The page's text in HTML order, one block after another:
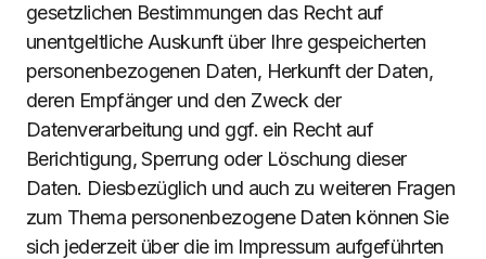
gesetzlichen Bestimmungen das Recht auf
unentgeltliche Auskunft über Ihre gespeicherten
personenbezogenen Daten, Herkunft der Daten,
deren Empfänger und den Zweck der
Datenverarbeitung und ggf. ein Recht auf
Berichtigung, Sperrung oder Löschung dieser
Daten. Diesbezüglich und auch zu weiteren Fragen
zum Thema personenbezogene Daten können Sie
sich jederzeit über die im Impressum aufgeführten